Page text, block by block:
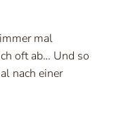
mal
oft ab… Und so
nach einer